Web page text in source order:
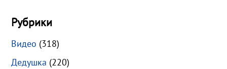
Рубрики
Видео (318)
Дедушка (220)